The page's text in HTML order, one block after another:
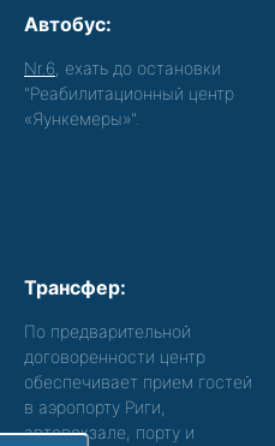
Автобус:
Nr.6 , ехать до остановки
"Реабилитационный центр
«Яункемеры»".
Трансфер:
По предварительной
договоренности центр
обеспечивает прием гостей
в аэропорту Риги,
автовокзале, порту и